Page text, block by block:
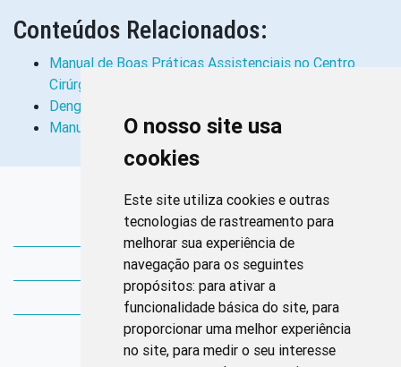
O nosso site usa
cookies
Este site utiliza cookies e outras
tecnologias de rastreamento para
melhorar sua experiência de
navegação para os seguintes
propósitos: para ativar a
funcionalidade básica do site, para
proporcionar uma melhor experiência
no site, para medir o seu interesse
Conteúdos Relacionados:
Manual de Boas Práticas Assistenciais no Centro
Cirúrgico
Dengue: Manual de Enfermagem
Manual do Usuário Prescrição de Enfermagem AGHU
Links Rápidos
Bibliotecas Corens
Bases da Saúde
Bases de conhecimento
Endereço